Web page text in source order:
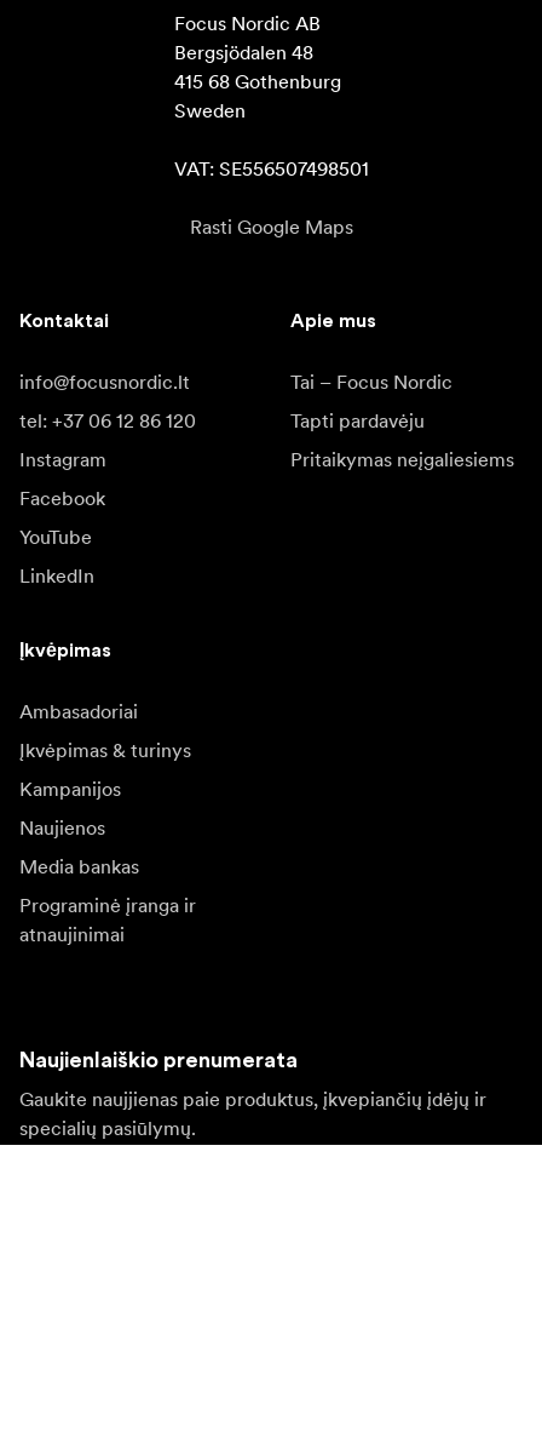
Focus Nordic AB
Bergsjödalen 48
415 68 Gothenburg
Sweden
VAT: SE556507498501
Rasti Google Maps
Kontaktai
info@focusnordic.lt
tel: +37 06 12 86 120
Instagram
Facebook
YouTube
LinkedIn
Apie mus
Tai – Focus Nordic
Tapti pardavėju
Pritaikymas neįgaliesiems
Įkvėpimas
Ambasadoriai
Įkvėpimas & turinys
Kampanijos
Naujienos
Media bankas
Programinė įranga ir
atnaujinimai
Naujienlaiškio prenumerata
Gaukite naujjienas paie produktus, įkvepiančių įdėjų ir
specialių pasiūlymų.